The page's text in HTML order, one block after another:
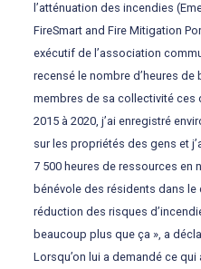
l’atténuation des incendies
FireSmart and Fire Mitigation
exécutif de l’association
recensé le nombre d’heures
membres de sa collectivité ces
2015 à 2020, j’ai enregistré
sur les propriétés des gens et
7 500 heures de ressources en
bénévole des résidents dans le
réduction des risques
beaucoup plus que ça », a
Lorsqu’on lui a demandé ce